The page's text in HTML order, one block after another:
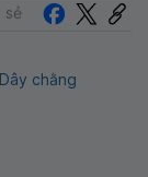
sẻ
Dây chằng